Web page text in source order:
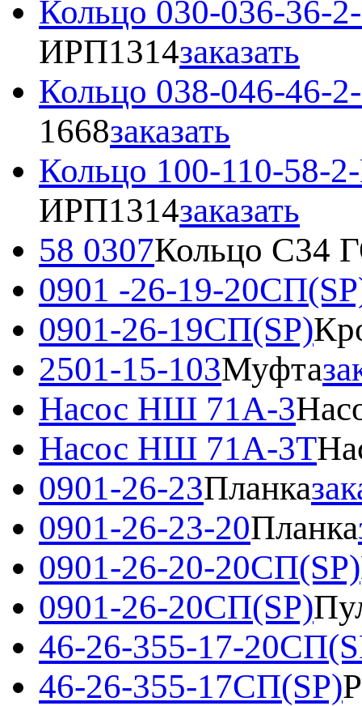
Кольцо 030-036-36-
ИРП1314заказать
Кольцо 038-046-46-
1668заказать
Кольцо 100-110-58-
ИРП1314заказать
58 0307Кольцо С34
0901 -26-19-
0901-26-19СП(SP)
2501-15-103Муфта
Насос НШ 71А-3
Насос НШ 71А-3Т
0901-26-23Планка
0901-26-23-20Планка
0901-26-20-20СП(SP)
0901-26-20СП(SP)
46-26-355-17-
46-26-355-17СП(SP)